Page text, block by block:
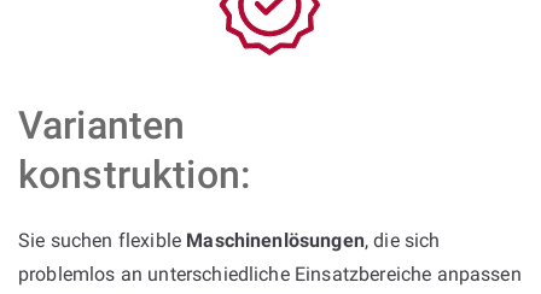
Varianten
konstruktion:
Sie suchen flexible Maschinenlösungen, die sich
problemlos an unterschiedliche Einsatzbereiche anpassen